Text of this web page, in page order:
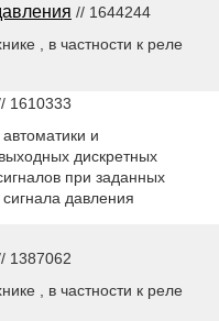
// 1644244
, в частности к реле
1610333
и
дискретных
при заданных
давления
1387062
, в частности к реле